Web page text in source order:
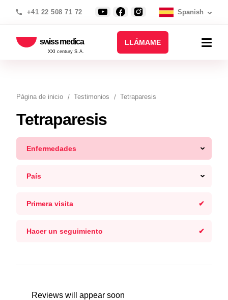
+41 22 508 71 72 Spanish
swiss medica
XXI century S.A.
LLÁMAME
Página de inicio Testimonios Tetraparesis
Tetraparesis
Enfermedades
País
Primera visita
Hacer un seguimiento
Reviews will appear soon